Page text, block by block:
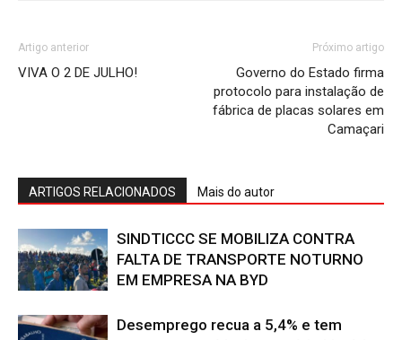
Artigo anterior
VIVA O 2 DE JULHO!
Próximo artigo
Governo do Estado firma
protocolo para instalação de
fábrica de placas solares em
Camaçari
ARTIGOS RELACIONADOS Mais do autor
SINDTICCC SE MOBILIZA CONTRA
FALTA DE TRANSPORTE NOTURNO
EM EMPRESA NA BYD
Desemprego recua a 5,4% e tem